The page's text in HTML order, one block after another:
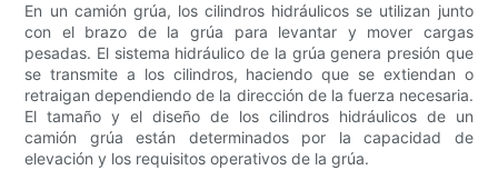
En un camión grúa, los cilindros hidráulicos se utilizan junto
con el brazo de la grúa para levantar y mover cargas
pesadas. El sistema hidráulico de la grúa genera presión que
se transmite a los cilindros, haciendo que se extiendan o
retraigan dependiendo de la dirección de la fuerza necesaria.
El tamaño y el diseño de los cilindros hidráulicos de un
camión grúa están determinados por la capacidad de
elevación y los requisitos operativos de la grúa.